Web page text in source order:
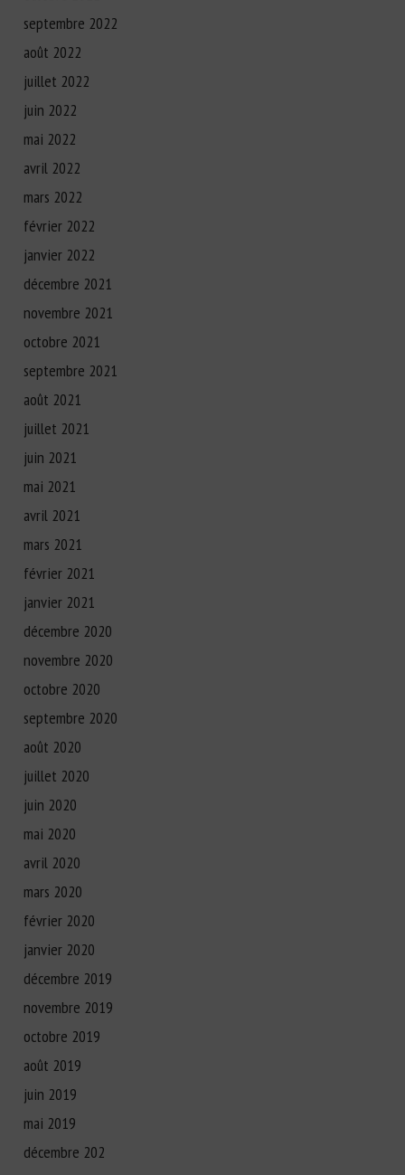
septembre 2022
août 2022
juillet 2022
juin 2022
mai 2022
avril 2022
mars 2022
février 2022
janvier 2022
décembre 2021
novembre 2021
octobre 2021
septembre 2021
août 2021
juillet 2021
juin 2021
mai 2021
avril 2021
mars 2021
février 2021
janvier 2021
décembre 2020
novembre 2020
octobre 2020
septembre 2020
août 2020
juillet 2020
juin 2020
mai 2020
avril 2020
mars 2020
février 2020
janvier 2020
décembre 2019
novembre 2019
octobre 2019
août 2019
juin 2019
mai 2019
décembre 202